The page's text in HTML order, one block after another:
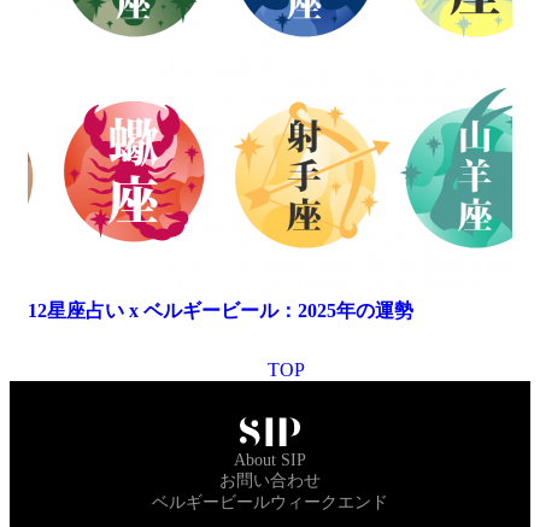
12星座占い x ベルギービール：2025年の運勢
TOP
About SIP
お問い合わせ
ベルギービールウィークエンド